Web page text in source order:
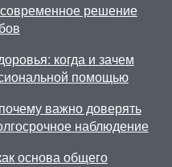
решение
когда и зачем
помощью
важно доверять
наблюдение
основа общего